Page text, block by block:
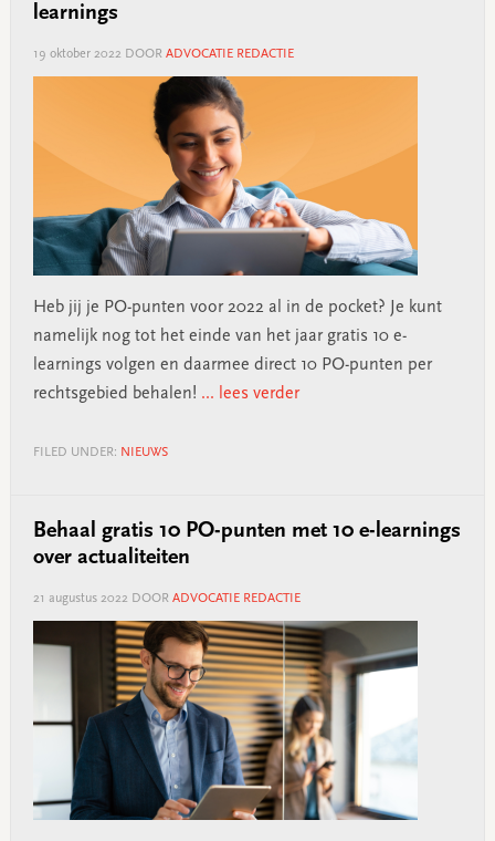
learnings
19 oktober 2022 DOOR ADVOCATIE REDACTIE
Heb jij je PO-punten voor 2022 al in de pocket? Je kunt
namelijk nog tot het einde van het jaar gratis 10 e-
learnings volgen en daarmee direct 10 PO-punten per
rechtsgebied behalen! ... lees verder
FILED UNDER: NIEUWS
Behaal gratis 10 PO-punten met 10 e-learnings
over actualiteiten
21 augustus 2022 DOOR ADVOCATIE REDACTIE